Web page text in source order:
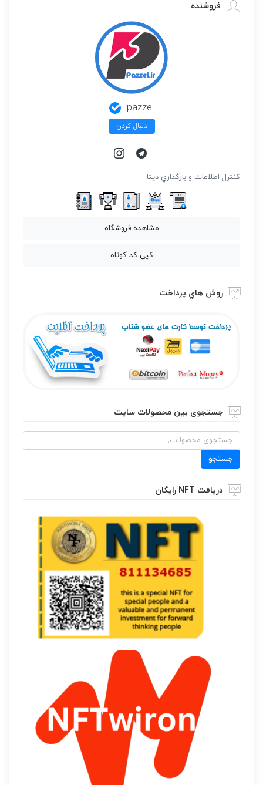
فروشنده
pazzel
دنبال کردن
كنترل اطلاعات و بارگذاري ديتا
مشاهده فروشگاه
کپی کد کوتاه
روش هاي پرداخت
جستجوی بین محصولات سایت
جستجو
برای:
جستجو
دریافت NFT رایگان